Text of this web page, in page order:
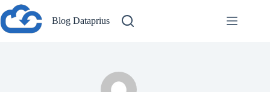
Saltar
al
contenido
Blog Dataprius